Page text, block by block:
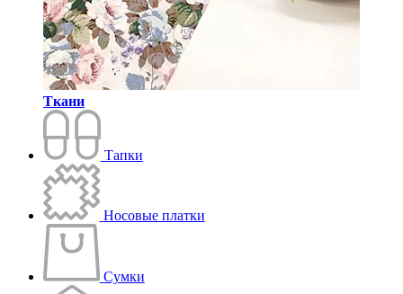
Ткани
Тапки
Носовые платки
Сумки